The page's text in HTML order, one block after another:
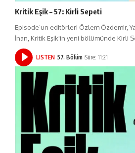
Kritik Eşik – 57: Kirli Sepeti
Episode’un editörleri Özlem Özdemir,
İnan, Kritik Eşik'in yeni bölümünde Kirli
LISTEN 57. Bölüm Süre: 11:21